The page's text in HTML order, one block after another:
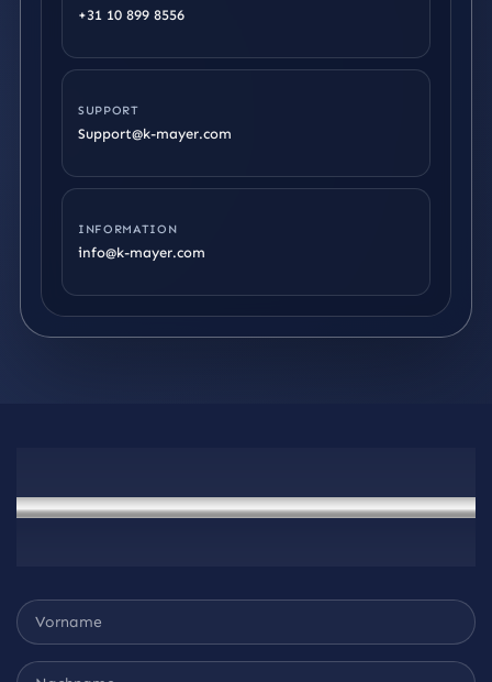
+31 10 899 8556
SUPPORT
Support@k-mayer.com
INFORMATION
info@k-mayer.com
Jetzt Kontakt
Aufnehmen
Nehmen Sie Kontakt mit uns auf